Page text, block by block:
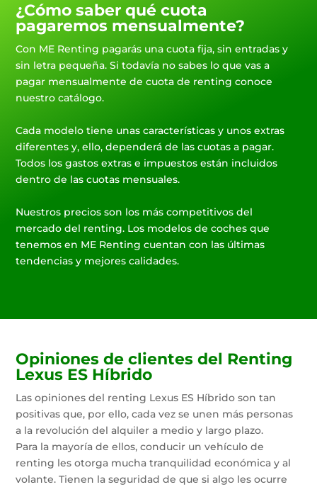
¿Cómo saber qué cuota
pagaremos mensualmente?
Con ME Renting pagarás una cuota fija, sin entradas y
sin letra pequeña. Si todavía no sabes lo que vas a
pagar mensualmente de cuota de renting conoce
nuestro catálogo.
Cada modelo tiene unas características y unos extras
diferentes y, ello, dependerá de las cuotas a pagar.
Todos los gastos extras e impuestos están incluidos
dentro de las cuotas mensuales.
Nuestros precios son los más competitivos del
mercado del renting. Los modelos de coches que
tenemos en ME Renting cuentan con las últimas
tendencias y mejores calidades.
Opiniones de clientes del Renting
Lexus ES Híbrido
Las opiniones del renting Lexus ES Híbrido son tan
positivas que, por ello, cada vez se unen más personas
a la revolución del alquiler a medio y largo plazo.
Para la mayoría de ellos, conducir un vehículo de
renting les otorga mucha tranquilidad económica y al
volante. Tienen la seguridad de que si algo les ocurre